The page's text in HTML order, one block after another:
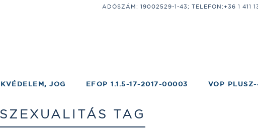
ADÓSZÁM: 19002529-1-43; TELEFON:+36 1 411
JOG EFOP 1.1.5-17-2017-00003 VOP
SZEXUALITÁS TAG